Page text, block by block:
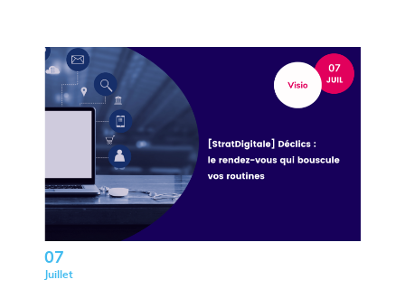
07
Juillet